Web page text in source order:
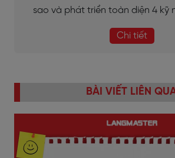
sao và phát triển toàn diện 4 kỹ
Chi tiết
BÀI VIẾT LIÊN